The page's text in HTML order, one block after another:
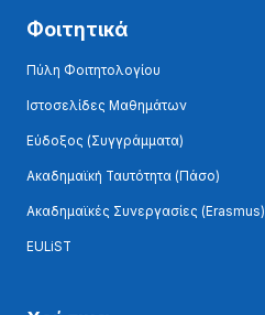
Φοιτητικά
Πύλη Φοιτητολογίου
Ιστοσελίδες Μαθημάτων
Εύδοξος (Συγγράμματα)
Ακαδημαϊκή Ταυτότητα (Πάσο)
Ακαδημαϊκές Συνεργασίες (Erasmus)
EULiST